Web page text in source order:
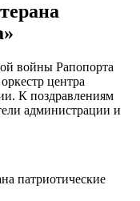
войны Рапопорта
центра
К поздравлениям
администрации и
патриотические